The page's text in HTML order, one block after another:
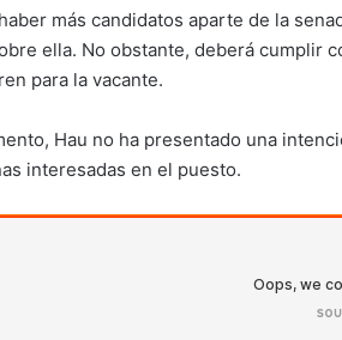
más candidatos aparte de la
ella. No obstante, deberá cumplir
para la vacante.
Hau no ha presentado una
interesadas en el puesto.